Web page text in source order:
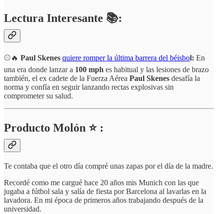
Lectura Interesante 📚:
⚾🔥 Paul Skenes quiere romper la última barrera del béisbol: En
una era donde lanzar a 100 mph es habitual y las lesiones de brazo
también, el ex cadete de la Fuerza Aérea Paul Skenes desafía la
norma y confía en seguir lanzando rectas explosivas sin
comprometer su salud.
Producto Molón ⭐ :
Te contaba que el otro día compré unas zapas por el día de la madre.
Recordé como me cargué hace 20 años mis Munich con las que
jugaba a fútbol sala y salía de fiesta por Barcelona al lavarlas en la
lavadora. En mi época de primeros años trabajando después de la
universidad.